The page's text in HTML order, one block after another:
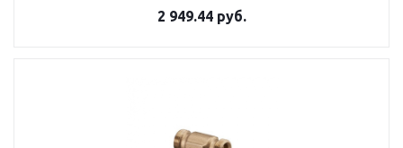
2 949.44 руб.